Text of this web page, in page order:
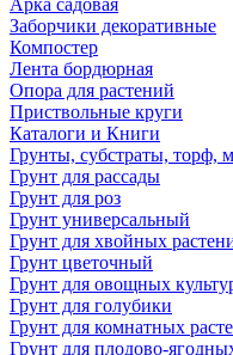
Арка садовая
Заборчики декоративные
Компостер
Лента бордюрная
Опора для растений
Приствольные круги
Каталоги и Книги
Грунты, субстраты, торф,
Грунт для рассады
Грунт для роз
Грунт универсальный
Грунт для хвойных
Грунт цветочный
Грунт для овощных
Грунт для голубики
Грунт для комнатных
Грунт для плодово-